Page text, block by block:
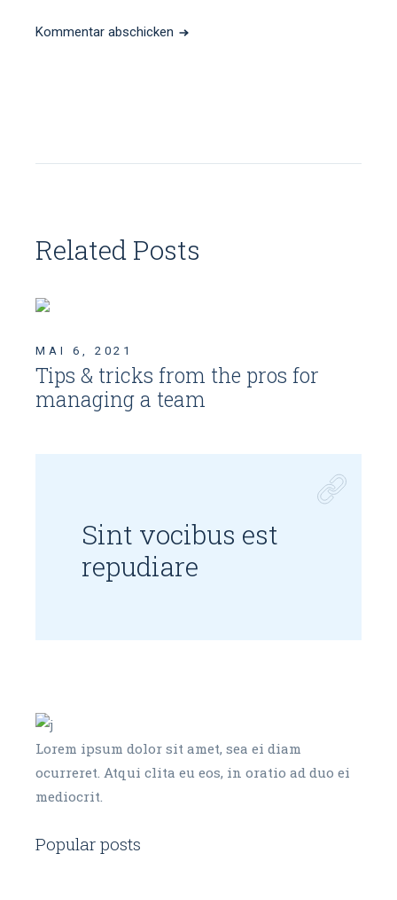
Kommentar abschicken
Related Posts
MAI 6, 2021
Tips & tricks from the pros for
managing a team
Sint vocibus est
repudiare
Lorem ipsum dolor sit amet, sea ei diam
ocurreret. Atqui clita eu eos, in oratio ad duo ei
mediocrit.
Popular posts